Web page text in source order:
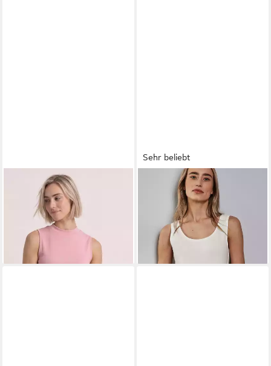
STREET ONETanktop im Silk
29,99 €
Sehr beliebt
STREET ONETanktop Style
Anni Sommer-Top mit Stretch
ab 11,99 € UVP 15,99 €
-25%
+3